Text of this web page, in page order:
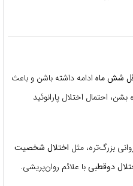
شش ماه ادامه داشته باشن و باعث
احتمال اختلال پارانوئید
بزرگ‌تره، مثل اختلال شخصیت
دوقطبیبا علائم روان‌پریشی.